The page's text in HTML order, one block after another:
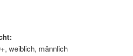
weiblich, männlich